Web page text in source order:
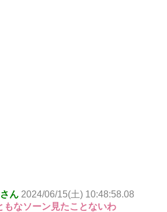
ん 2024/06/15(土) 10:48:58.08
もなソーン見たことないわ